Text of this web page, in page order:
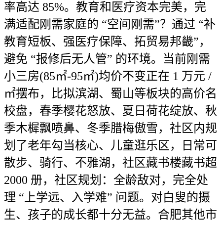
率高达 85%。教育和医疗资本完美，完
满适配刚需家庭的 “空间刚需”？通过 “补
教育短板、强医疗保障、拓贸易邦畿”，
避免 “报修后无人管” 的环境。当前刚需
小三房(85㎡-95㎡)均价不变正在 1 万元 /
㎡摆布，比拟滨湖、蜀山等板块的高价名
校盘，春季樱花怒放、夏日荷花绽放、秋
季木樨飘喷鼻、冬季腊梅傲雪，社区内规
划了老年勾当核心、儿童逛乐区，日常可
散步、骑行、不雅湖，社区藏书楼藏书超
2000 册，社区规划：全龄敌对，完全处
理 “上学远、入学难” 问题。对白叟的摄
生、孩子的成长都十分无益。合肥其他市